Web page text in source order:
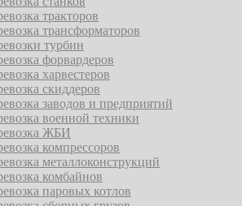
тракторов
трансформаторов
турбин
форвардеров
харвестеров
скиддеров
заводов и предприятий
военной техники
ЖБИ
компрессоров
металлоконструкций
комбайнов
паровых котлов